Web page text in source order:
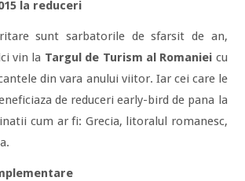
la reduceri
sunt sarbatorile de sfarsit de an,
vin la Targul de Turism al Romaniei cu
din vara anului viitor. Iar cei care le
de reduceri early-bird de pana la
cum ar fi: Grecia, litoralul romanesc,